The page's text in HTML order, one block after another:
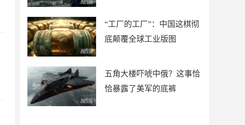
“工厂的工厂”：中国这棋彻
底颠覆全球工业版图
五角大楼吓唬中俄？这事恰
恰暴露了美军的底裤